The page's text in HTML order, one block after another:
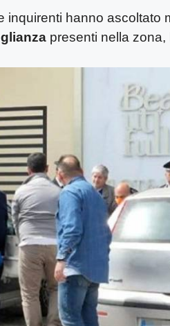
inquirenti hanno ascoltato
presenti nella